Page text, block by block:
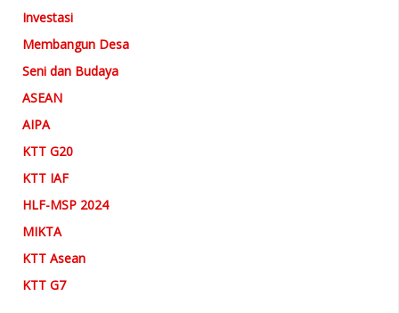
Investasi
Membangun Desa
Seni dan Budaya
ASEAN
AIPA
KTT G20
KTT IAF
HLF-MSP 2024
MIKTA
KTT Asean
KTT G7